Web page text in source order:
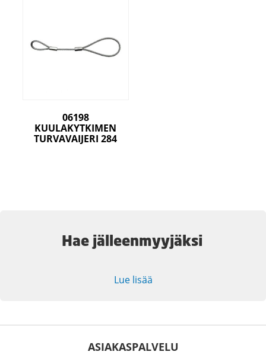
06198
KUULAKYTKIMEN
TURVAVAIJERI 284
Hae jälleenmyyjäksi
Lue lisää
ASIAKASPALVELU